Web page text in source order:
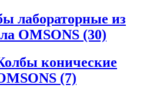
лабораторные из
OMSONS (30)
конические
(7)